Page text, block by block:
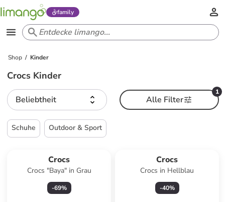
family
Shop Kinder
Crocs Kinder
Beliebtheit
1
Alle Filter
Schuhe Outdoor & Sport
Crocs
Crocs "Baya" in Grau
-69%
Crocs
Crocs in Hellblau
-40%